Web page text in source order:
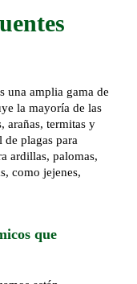
una amplia gama de
la mayoría de las
arañas, termitas y
de plagas para
ardillas, palomas,
como jejenes,
que